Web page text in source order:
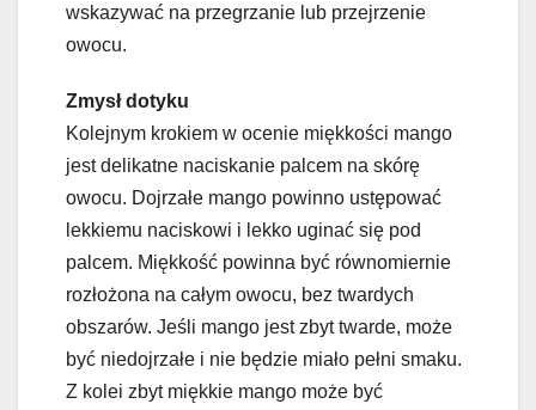
wskazywać na przegrzanie lub przejrzenie
owocu.
Zmysł dotyku
Kolejnym krokiem w ocenie miękkości mango
jest delikatne naciskanie palcem na skórę
owocu. Dojrzałe mango powinno ustępować
lekkiemu naciskowi i lekko uginać się pod
palcem. Miękkość powinna być równomiernie
rozłożona na całym owocu, bez twardych
obszarów. Jeśli mango jest zbyt twarde, może
być niedojrzałe i nie będzie miało pełni smaku.
Z kolei zbyt miękkie mango może być